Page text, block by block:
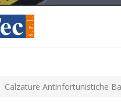
Calzature Antinfortunistiche